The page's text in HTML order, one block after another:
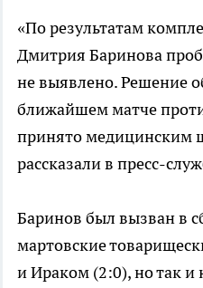
«По результатам
Дмитрия Баринова
не выявлено. Решение
ближайшем матче
принято медицинским
рассказали в пресс-
Баринов был вызван в
мартовские
и Ираком (2:0), но так и